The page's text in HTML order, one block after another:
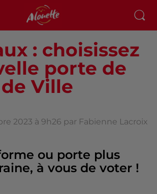
: choisissez
porte de
Ville
2023 à 9h26 par Fabienne Lacroix
ou porte plus
à vous de voter !